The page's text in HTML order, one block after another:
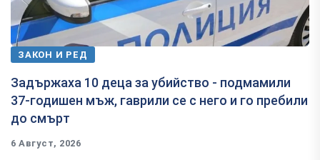
ЗАКОН И РЕД
Задържаха 10 деца за убийство - подмамили
37-годишен мъж, гаврили се с него и го пребили
до смърт
6 Август, 2026